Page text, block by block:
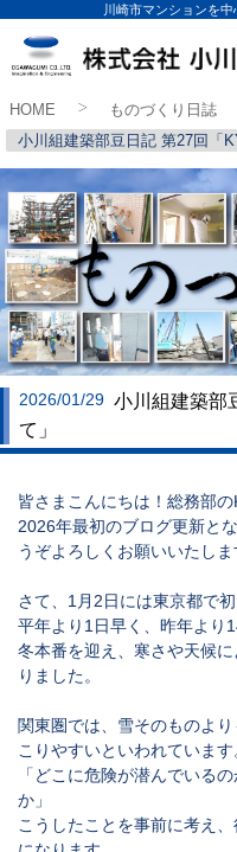
川崎市マンションを
HOME >ものづくり日誌
小川組建築部豆日記 第27回「
2026/01/29 小川組建築部
て」
皆さまこんにちは！総務部の
2026年最初のブログ更新と
うぞよろしくお願いいたしま
さて、1月2日には東京都で
平年より1日早く、昨年より
冬本番を迎え、寒さや天候
りました。
関東圏では、雪そのものよ
こりやすいといわれています
「どこに危険が潜んでいる
か」
こうしたことを事前に考え